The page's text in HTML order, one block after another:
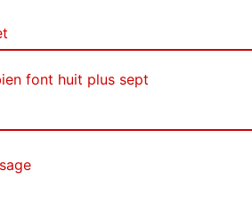
font huit plus sept